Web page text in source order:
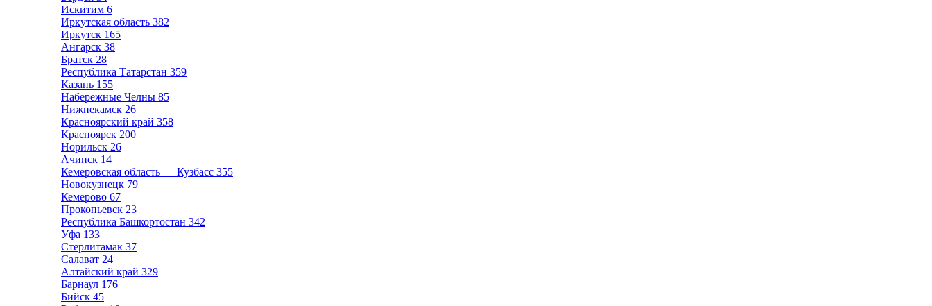
Искитим 6
Иркутская область 382
Иркутск 165
Ангарск 38
Братск 28
Республика Татарстан 359
Казань 155
Набережные Челны 85
Нижнекамск 26
Красноярский край 358
Красноярск 200
Норильск 26
Ачинск 14
Кемеровская область — Кузбасс 355
Новокузнецк 79
Кемерово 67
Прокопьевск 23
Республика Башкортостан 342
Уфа 133
Стерлитамак 37
Салават 24
Алтайский край 329
Барнаул 176
Бийск 45